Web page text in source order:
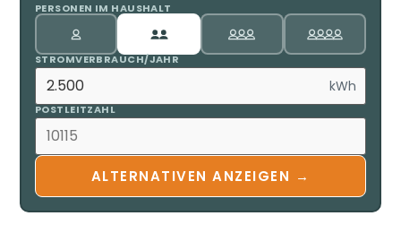
PERSONEN IM HAUSHALT
STROMVERBRAUCH/JAHR
kWh
POSTLEITZAHL
ALTERNATIVEN ANZEIGEN →